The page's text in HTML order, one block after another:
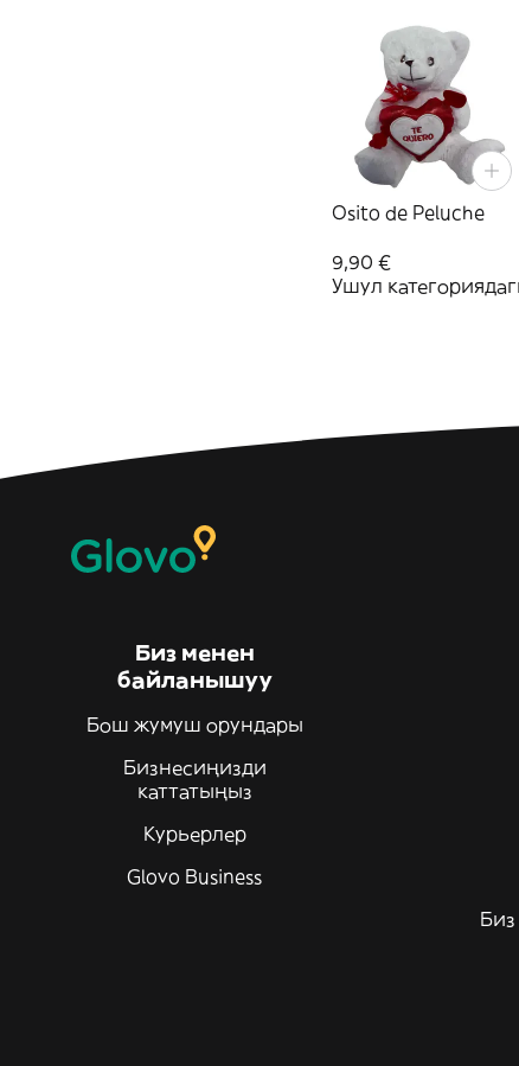
Osito de Peluche
9,90 €
Ушул
Биз менен
байланышуу
Бош жумуш орундары
Бизнесиңизди
каттатыңыз
Курьерлер
Glovo Business